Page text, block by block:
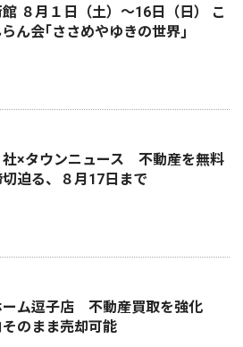
８月１日（土）〜16日（日） こ
ん会｢ささめやゆきの世界｣
社×タウンニュース 不動産を無料
迫る、８月17日まで
ーム逗子店 不動産買取を強化
のまま売却可能